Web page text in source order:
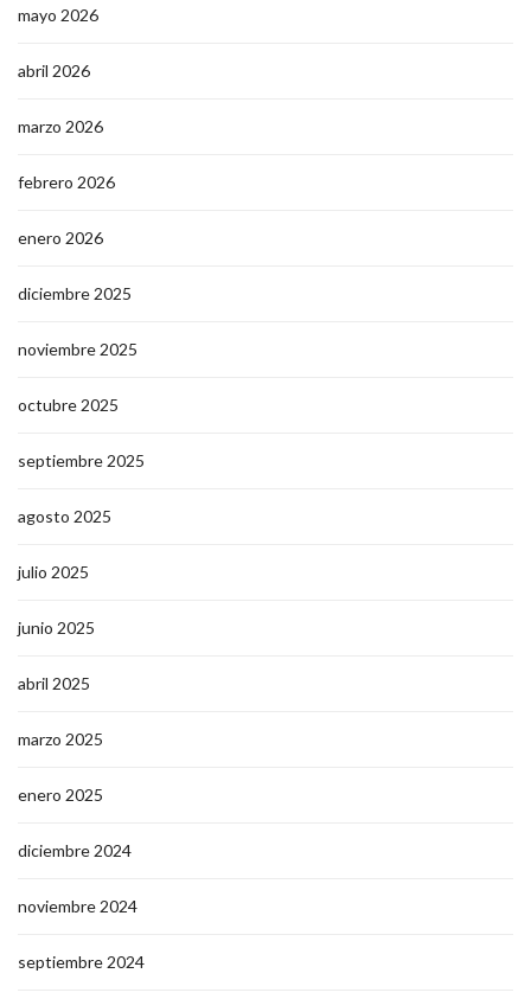
mayo 2026
abril 2026
marzo 2026
febrero 2026
enero 2026
diciembre 2025
noviembre 2025
octubre 2025
septiembre 2025
agosto 2025
julio 2025
junio 2025
abril 2025
marzo 2025
enero 2025
diciembre 2024
noviembre 2024
septiembre 2024